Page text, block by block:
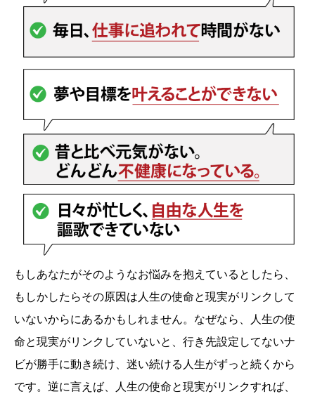
もしあなたがそのようなお悩みを抱えているとしたら、
もしかしたらその原因は人生の使命と現実がリンクして
いないからにあるかもしれません。なぜなら、人生の使
命と現実がリンクしていないと、行き先設定してないナ
ビが勝手に動き続け、迷い続ける人生がずっと続くから
です。逆に言えば、人生の使命と現実がリンクすれば、